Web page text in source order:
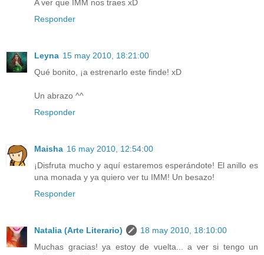
A ver que IMM nos traes xD
Responder
Leyna 15 may 2010, 18:21:00
Qué bonito, ¡a estrenarlo este finde! xD
Un abrazo ^^
Responder
Maisha 16 may 2010, 12:54:00
¡Disfruta mucho y aquí estaremos esperándote! El anillo es
una monada y ya quiero ver tu IMM! Un besazo!
Responder
Natalia (Arte Literario)
18 may 2010, 18:10:00
Muchas gracias! ya estoy de vuelta... a ver si tengo un